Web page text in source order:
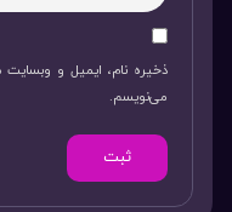
ذخیره نام، ایمیل و وبسایت
می‌نویسم.